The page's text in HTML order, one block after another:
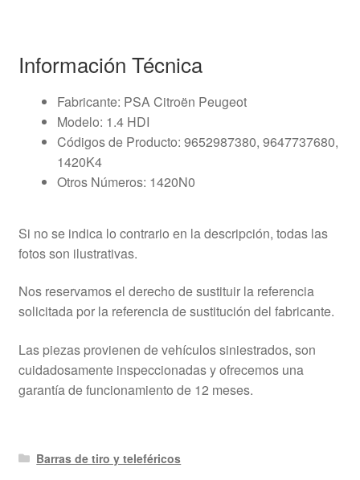
Información Técnica
Fabricante: PSA Citroën Peugeot
Modelo: 1.4 HDI
Códigos de Producto: 9652987380, 9647737680,
1420K4
Otros Números: 1420N0
Si no se indica lo contrario en la descripción, todas las
fotos son ilustrativas.
Nos reservamos el derecho de sustituir la referencia
solicitada por la referencia de sustitución del fabricante.
Las piezas provienen de vehículos siniestrados, son
cuidadosamente inspeccionadas y ofrecemos una
garantía de funcionamiento de 12 meses.
Barras de tiro y teleféricos